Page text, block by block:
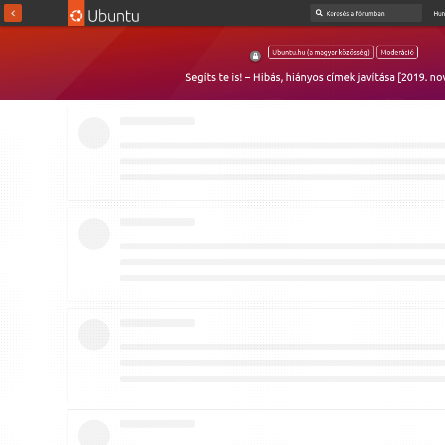
Ubuntu.hu (a magyar közösség) Moderáció
Segíts te is! – Hibás, hiányos címek javítása [2019.